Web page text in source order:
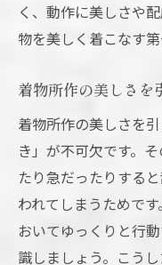
く、動作に美しさや
物を美しく着こなす第
着物所作の美しさを
着物所作の美しさを
き」が不可欠です。
たり急だったりする
われてしまうためで
おいてゆっくりと行
識しましょう。こう